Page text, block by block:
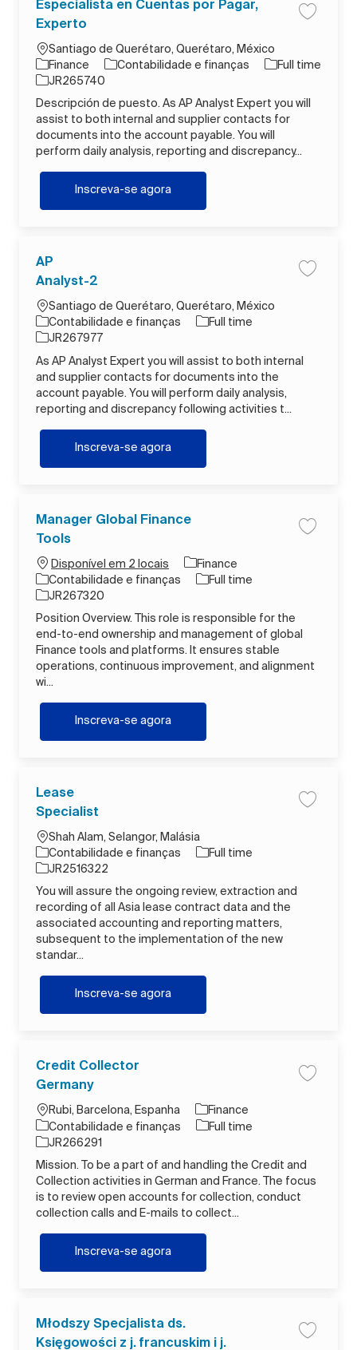
Especialista en Cuentas por Pagar,
Experto
Localização
Santiago de Querétaro, Querétaro, México
Finance
Categoria
Contabilidade e finanças Tipo de Trabalho
Full time
ID do trabalho
JR265740
Descripción de puesto. As AP Analyst Expert you will
assist to both internal and supplier contacts for
documents into the account payable. You will
perform daily analysis, reporting and discrepancy...
Salvar
Inscreva-se agoraEspecialista en Cuentas por
AP
Analyst-2
Localização
Santiago de Querétaro, Querétaro, México
Categoria
Contabilidade e finanças Tipo de Trabalho
Full time
ID do trabalho
JR267977
As AP Analyst Expert you will assist to both internal
and supplier contacts for documents into the
account payable. You will perform daily analysis,
reporting and discrepancy following activities t...
Salvar
Inscreva-se agora
Manager Global Finance
Tools
Disponível em 2 locais
Finance
Categoria
Contabilidade e finanças Tipo de Trabalho
Full time
ID do trabalho
JR267320
Position Overview. This role is responsible for the
end-to-end ownership and management of global
Finance tools and platforms. It ensures stable
operations, continuous improvement, and alignment
wi...
Salvar
Inscreva-se agora
Lease
Specialist
Localização
Shah Alam, Selangor, Malásia
Categoria
Contabilidade e finanças Tipo de Trabalho
Full time
ID do trabalho
JR2516322
You will assure the ongoing review, extraction and
recording of all Asia lease contract data and the
associated accounting and reporting matters,
subsequent to the implementation of the new
standar...
Salvar
Inscreva-se agoraLease Specialist
Credit Collector
Germany
Localização
Rubi, Barcelona, Espanha
Finance
Categoria
Contabilidade e finanças Tipo de Trabalho
Full time
ID do trabalho
JR266291
Mission. To be a part of and handling the Credit and
Collection activities in German and France. The focus
is to review open accounts for collection, conduct
collection calls and E-mails to collect...
Salvar
Inscreva-se agora
Młodszy Specjalista ds.
Księgowości z j. francuskim i j.
Salvar